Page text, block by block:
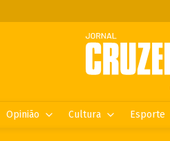
Opinião Cultura Esporte